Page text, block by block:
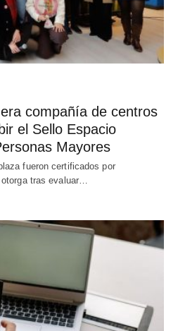
compañía de centros
el Sello Espacio
Mayores
fueron certificados por
tras evaluar…